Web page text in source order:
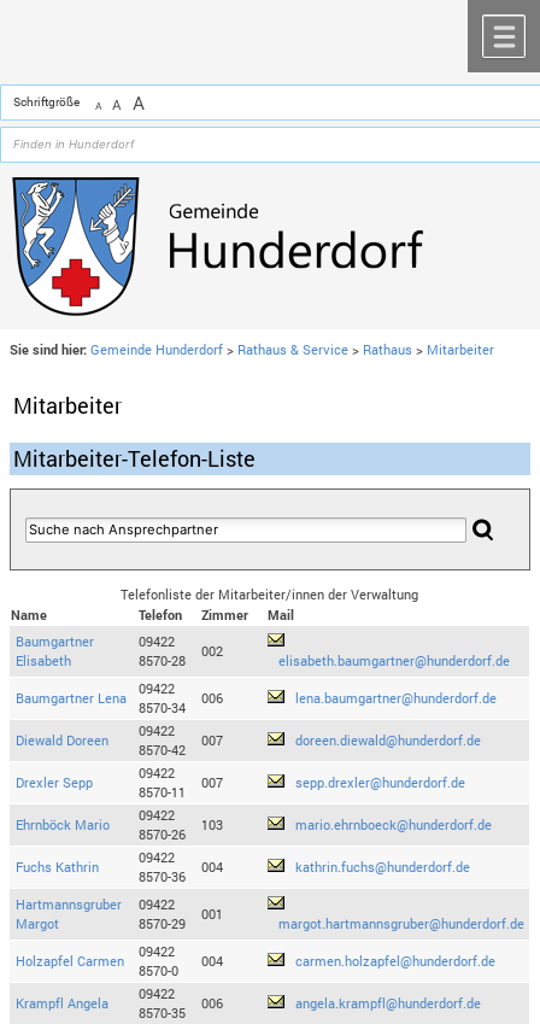
Schriftgröße A A A
Sie sind hier: Gemeinde Hunderdorf > Rathaus & Service > Rathaus > Mitarbeiter
Mitarbeiter
Mitarbeiter-Telefon-Liste
Telefonliste der Mitarbeiter/innen der Verwaltung
Name
Telefon Zimmer
Mail
Baumgartner
Elisabeth
09422
8570-28
002
elisabeth.baumgartner@hunderdorf.de
Baumgartner Lena
09422
8570-34
006 lena.baumgartner@hunderdorf.de
Diewald Doreen
09422
8570-42
007 doreen.diewald@hunderdorf.de
Drexler Sepp
09422
8570-11
007 sepp.drexler@hunderdorf.de
Ehrnböck Mario
09422
8570-26
103 mario.ehrnboeck@hunderdorf.de
Fuchs Kathrin
09422
8570-36
004 kathrin.fuchs@hunderdorf.de
Hartmannsgruber
Margot
09422
8570-29
001
margot.hartmannsgruber@hunderdorf.de
Holzapfel Carmen
09422
8570-0
004 carmen.holzapfel@hunderdorf.de
Krampfl Angela
09422
8570-35
006 angela.krampfl@hunderdorf.de